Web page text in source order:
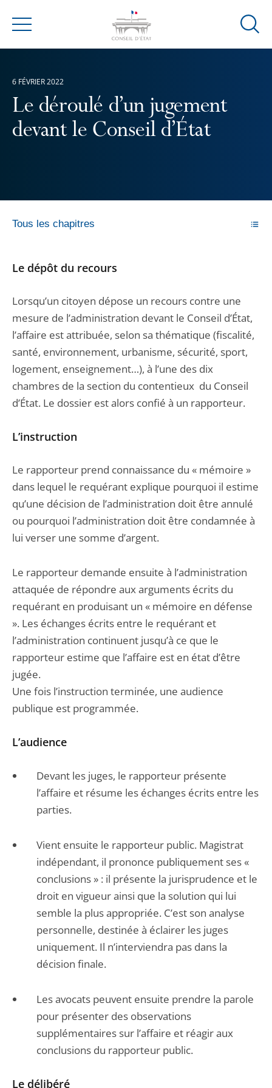
Menu
Ouvrir
Le déroulé d’un jugement
devant le Conseil d’État
6 FÉVRIER 2022
Tous les chapitres
Le dépôt du recours
Lorsqu’un citoyen dépose un recours contre une
mesure de l’administration devant le Conseil d’État,
l’affaire est attribuée, selon sa thématique (fiscalité,
santé, environnement, urbanisme, sécurité, sport,
logement, enseignement…), à l’une des dix
chambres de la section du contentieux du Conseil
d’État. Le dossier est alors confié à un rapporteur.
L’instruction
Le rapporteur prend connaissance du « mémoire »
dans lequel le requérant explique pourquoi il estime
qu’une décision de l’administration doit être annulé
ou pourquoi l’administration doit être condamnée à
lui verser une somme d’argent.
Le rapporteur demande ensuite à l’administration
attaquée de répondre aux arguments écrits du
requérant en produisant un « mémoire en défense
». Les échanges écrits entre le requérant et
l’administration continuent jusqu’à ce que le
rapporteur estime que l’affaire est en état d’être
jugée.
Une fois l’instruction terminée, une audience
publique est programmée.
L’audience
Devant les juges, le rapporteur présente
l’affaire et résume les échanges écrits entre les
parties.
Vient ensuite le rapporteur public. Magistrat
indépendant, il prononce publiquement ses «
conclusions » : il présente la jurisprudence et le
droit en vigueur ainsi que la solution qui lui
semble la plus appropriée. C’est son analyse
personnelle, destinée à éclairer les juges
uniquement. Il n’interviendra pas dans la
décision finale.
Les avocats peuvent ensuite prendre la parole
pour présenter des observations
supplémentaires sur l’affaire et réagir aux
conclusions du rapporteur public.
Le délibéré